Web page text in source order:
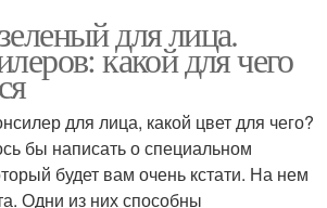
для лица.
какой для чего
для лица, какой цвет для чего?
бы написать о специальном
будет вам очень кстати. На нем
Одни из них способны